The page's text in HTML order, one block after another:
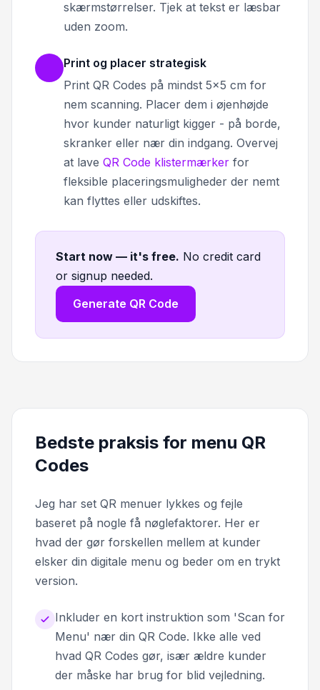
skærmstørrelser. Tjek at tekst er læsbar
uden zoom.
Print og placer strategisk
Print QR Codes på mindst 5x5 cm for
nem scanning. Placer dem i øjenhøjde
hvor kunder naturligt kigger - på borde,
skranker eller nær din indgang. Overvej
at lave QR Code klistermærker for
fleksible placeringsmuligheder der nemt
kan flyttes eller udskiftes.
Start now — it's free. No credit card
or signup needed.
Generate QR Code
Bedste praksis for menu QR
Codes
Jeg har set QR menuer lykkes og fejle
baseret på nogle få nøglefaktorer. Her er
hvad der gør forskellen mellem at kunder
elsker din digitale menu og beder om en trykt
version.
Inkluder en kort instruktion som 'Scan for
Menu' nær din QR Code. Ikke alle ved
hvad QR Codes gør, især ældre kunder
der måske har brug for blid vejledning.